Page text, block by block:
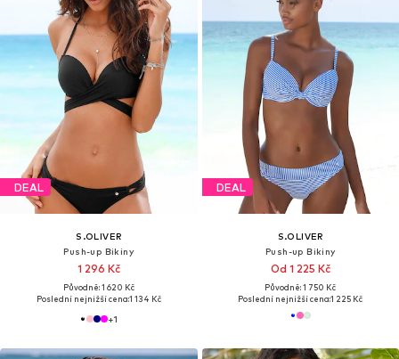
DEAL
S.OLIVER
Push-up Bikiny
1 296 Kč
Původně: 1 620 Kč
Poslední nejnižší cena:1 134 Kč
+1
DEAL
S.OLIVER
Push-up Bikiny
Od 1 225 Kč
Původně: 1 750 Kč
Poslední nejnižší cena:1 225 Kč